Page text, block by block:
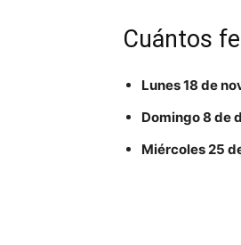
Cuántos
Lunes 18 de
Domingo 8 de
Miércoles 25